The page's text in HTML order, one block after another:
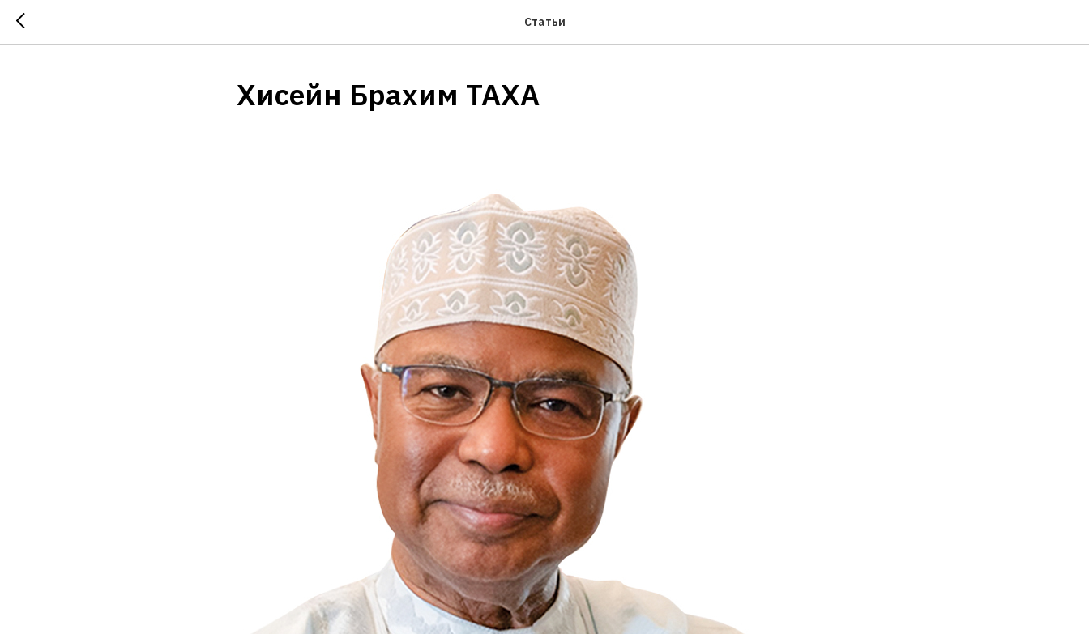
Статьи
Хисейн Брахим ТАХА